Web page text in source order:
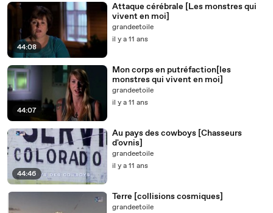
44:08
Attaque cérébrale [Les monstres qui
vivent en moi]
grandeetoile
il y a 11 ans
44:07
Mon corps en putréfaction[les
monstres qui vivent en moi]
grandeetoile
il y a 11 ans
44:46
Au pays des cowboys [Chasseurs
d'ovnis]
grandeetoile
il y a 11 ans
Terre [collisions cosmiques]
grandeetoile